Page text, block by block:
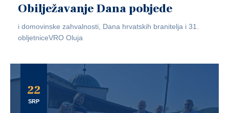
Obilježavanje Dana pobjede
i domovinske zahvalnosti, Dana hrvatskih branitelja i 31.
obljetniceVRO Oluja
22
SRP